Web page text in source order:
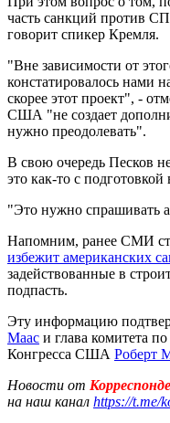
часть санкций против
говорит спикер Кремля.
"Вне зависимости от
констатировалось нами
скорее этот проект", -
США "не создает
нужно преодолевать".
В свою очередь Песков
это как-то с
"Это нужно спрашивать
Напомним, ранее СМИ
избежит американских
задействованные в
подпасть.
Эту информацию
Маас и глава комитета
Конгресса США Роберт
Новости от
на наш канал https://t.me/